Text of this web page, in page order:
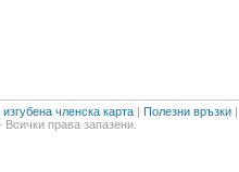
членска карта | Полезни връзки |
права запазени.